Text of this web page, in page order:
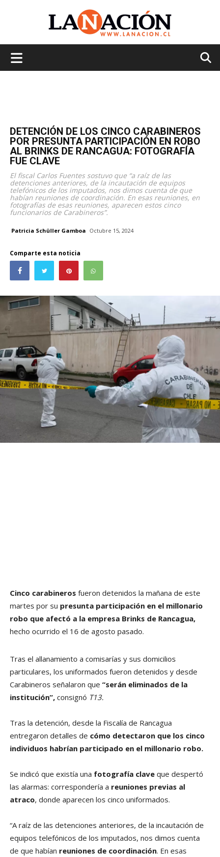
DETENCIÓN DE LOS CINCO CARABINEROS
POR PRESUNTA PARTICIPACIÓN EN ROBO
AL BRINKS DE RANCAGUA: FOTOGRAFÍA
FUE CLAVE
El fiscal Carlos Fuentes sostuvo que “a raíz de las
detenciones anteriores, de la incautación de equipos
telefónicos de los imputados, nos dimos cuenta de que
habían reuniones de coordinación. En esas reuniones, en
fotografías de esas reuniones, aparecen estos cinco
funcionarios de Carabineros”.
Patricia Schüller Gamboa Octubre 15, 2024
Comparte esta noticia
Cinco carabineros fueron detenidos la mañana de este
martes por su presunta participación en el millonario
robo que afectó a la empresa Brinks de Rancagua,
hecho ocurrido el 16 de agosto pasado.
Tras el allanamiento a comisarías y sus domicilios
particulares, los uniformados fueron detenidos y desde
Carabineros señalaron que “serán eliminados de la
institución”, consignó T13.
Tras la detención, desde la Fiscalía de Rancagua
entregaron detalles de cómo detectaron que los cinco
individuos habrían participado en el millonario robo.
Se indicó que existía una fotografía clave que despertó
las alarmas: correspondería a reuniones previas al
atraco, donde aparecen los cinco uniformados.
“A raíz de las detenciones anteriores, de la incautación de
equipos telefónicos de los imputados, nos dimos cuenta
de que habían reuniones de coordinación. En esas